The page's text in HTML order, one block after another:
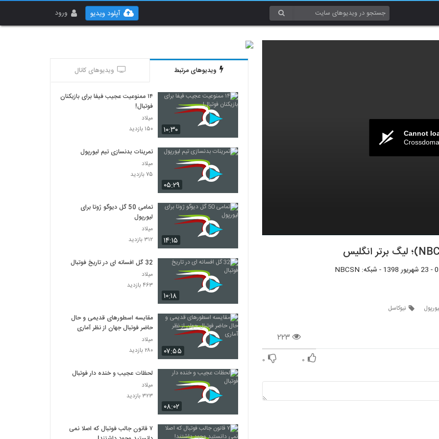
ورود آپلود ویدیو
Cannot
نیوکاسل
۲۲۳
۰ ۰
ویدیوهای مرتبط ویدیوهای کانال
۱۰:۳۰
۱۴ ممنوعیت عجیب فیفا برای بازیکنان
فوتبال!
میلاد
۱۵۰ بازدید
۰۵:۲۹
تمرینات بدنسازی تیم لیورپول
میلاد
۷۵ بازدید
۱۴:۱۵
تمامی 50 گل دیوگو ژوتا برای
لیورپول
میلاد
۳۱۲ بازدید
۱۰:۱۸
32 گل افسانه ای در تاریخ فوتبال
میلاد
۴۶۳ بازدید
۰۷:۵۵
مقایسه اسطورهای قدیمی و حال
حاضر فوتبال جهان از نظر آماری
میلاد
۲۸۰ بازدید
۰۸:۰۲
لحظات عجیب و خنده دار فوتبال
میلاد
۳۲۳ بازدید
۷ قانون جالب فوتبال که اصلا نمی